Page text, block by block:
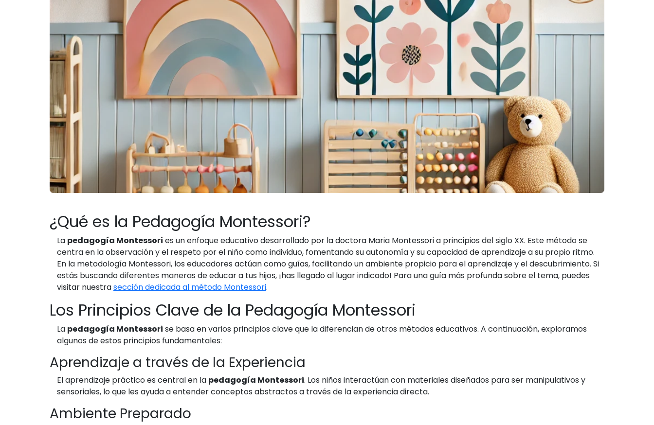
¿Qué es la Pedagogía Montessori?
La pedagogía Montessori es un enfoque educativo desarrollado por la doctora Maria Montessori a principios del siglo XX. Este método se
centra en la observación y el respeto por el niño como individuo, fomentando su autonomía y su capacidad de aprendizaje a su propio ritmo.
En la metodología Montessori, los educadores actúan como guías, facilitando un ambiente propicio para el aprendizaje y el descubrimiento. Si
estás buscando diferentes maneras de educar a tus hijos, ¡has llegado al lugar indicado! Para una guía más profunda sobre el tema, puedes
visitar nuestrasección dedicada al método Montessori.
Los Principios Clave de la Pedagogía Montessori
La pedagogía Montessori se basa en varios principios clave que la diferencian de otros métodos educativos. A continuación, exploramos
algunos de estos principios fundamentales:
Aprendizaje a través de la Experiencia
El aprendizaje práctico es central en la pedagogía Montessori. Los niños interactúan con materiales diseñados para ser manipulativos y
sensoriales, lo que les ayuda a entender conceptos abstractos a través de la experiencia directa.
Ambiente Preparado